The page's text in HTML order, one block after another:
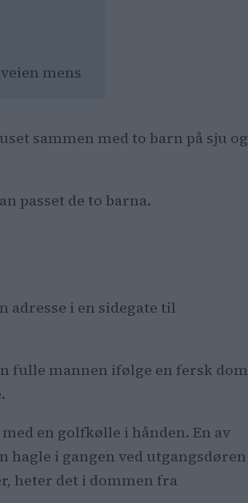
mens
sammen med to barn på sju og
passet de to barna.
i en sidegate til
fulle mannen ifølge en fersk dom
en golfkølle i hånden. En av
hagle i gangen ved utgangsdøren
heter det i dommen fra